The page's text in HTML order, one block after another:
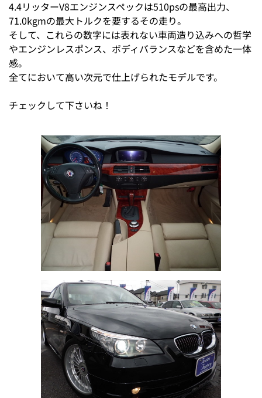
4.4リッターV8エンジンスペックは510psの最高出力、
71.0kgmの最大トルクを要するその走り。
そして、これらの数字には表れない車両造り込みへの哲学
やエンジンレスポンス、ボディバランスなどを含めた一体
感。
全てにおいて高い次元で仕上げられたモデルです。
チェックして下さいね！